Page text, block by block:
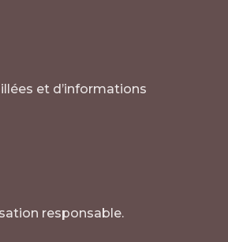
et d’informations
responsable.